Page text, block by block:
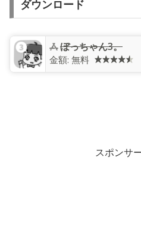
ダウンロード
ぼっちゃん3。
金額: 無料
スポンサ